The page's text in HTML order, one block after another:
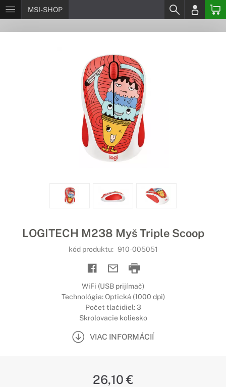
MSI-SHOP
LOGITECH M238 Myš Triple Scoop
kód produktu: 910-005051
WiFi (USB prijímač)
Technológia: Optická (1000 dpi)
Počet tlačidiel: 3
Skrolovacie koliesko
VIAC INFORMÁCIÍ
26,10 €